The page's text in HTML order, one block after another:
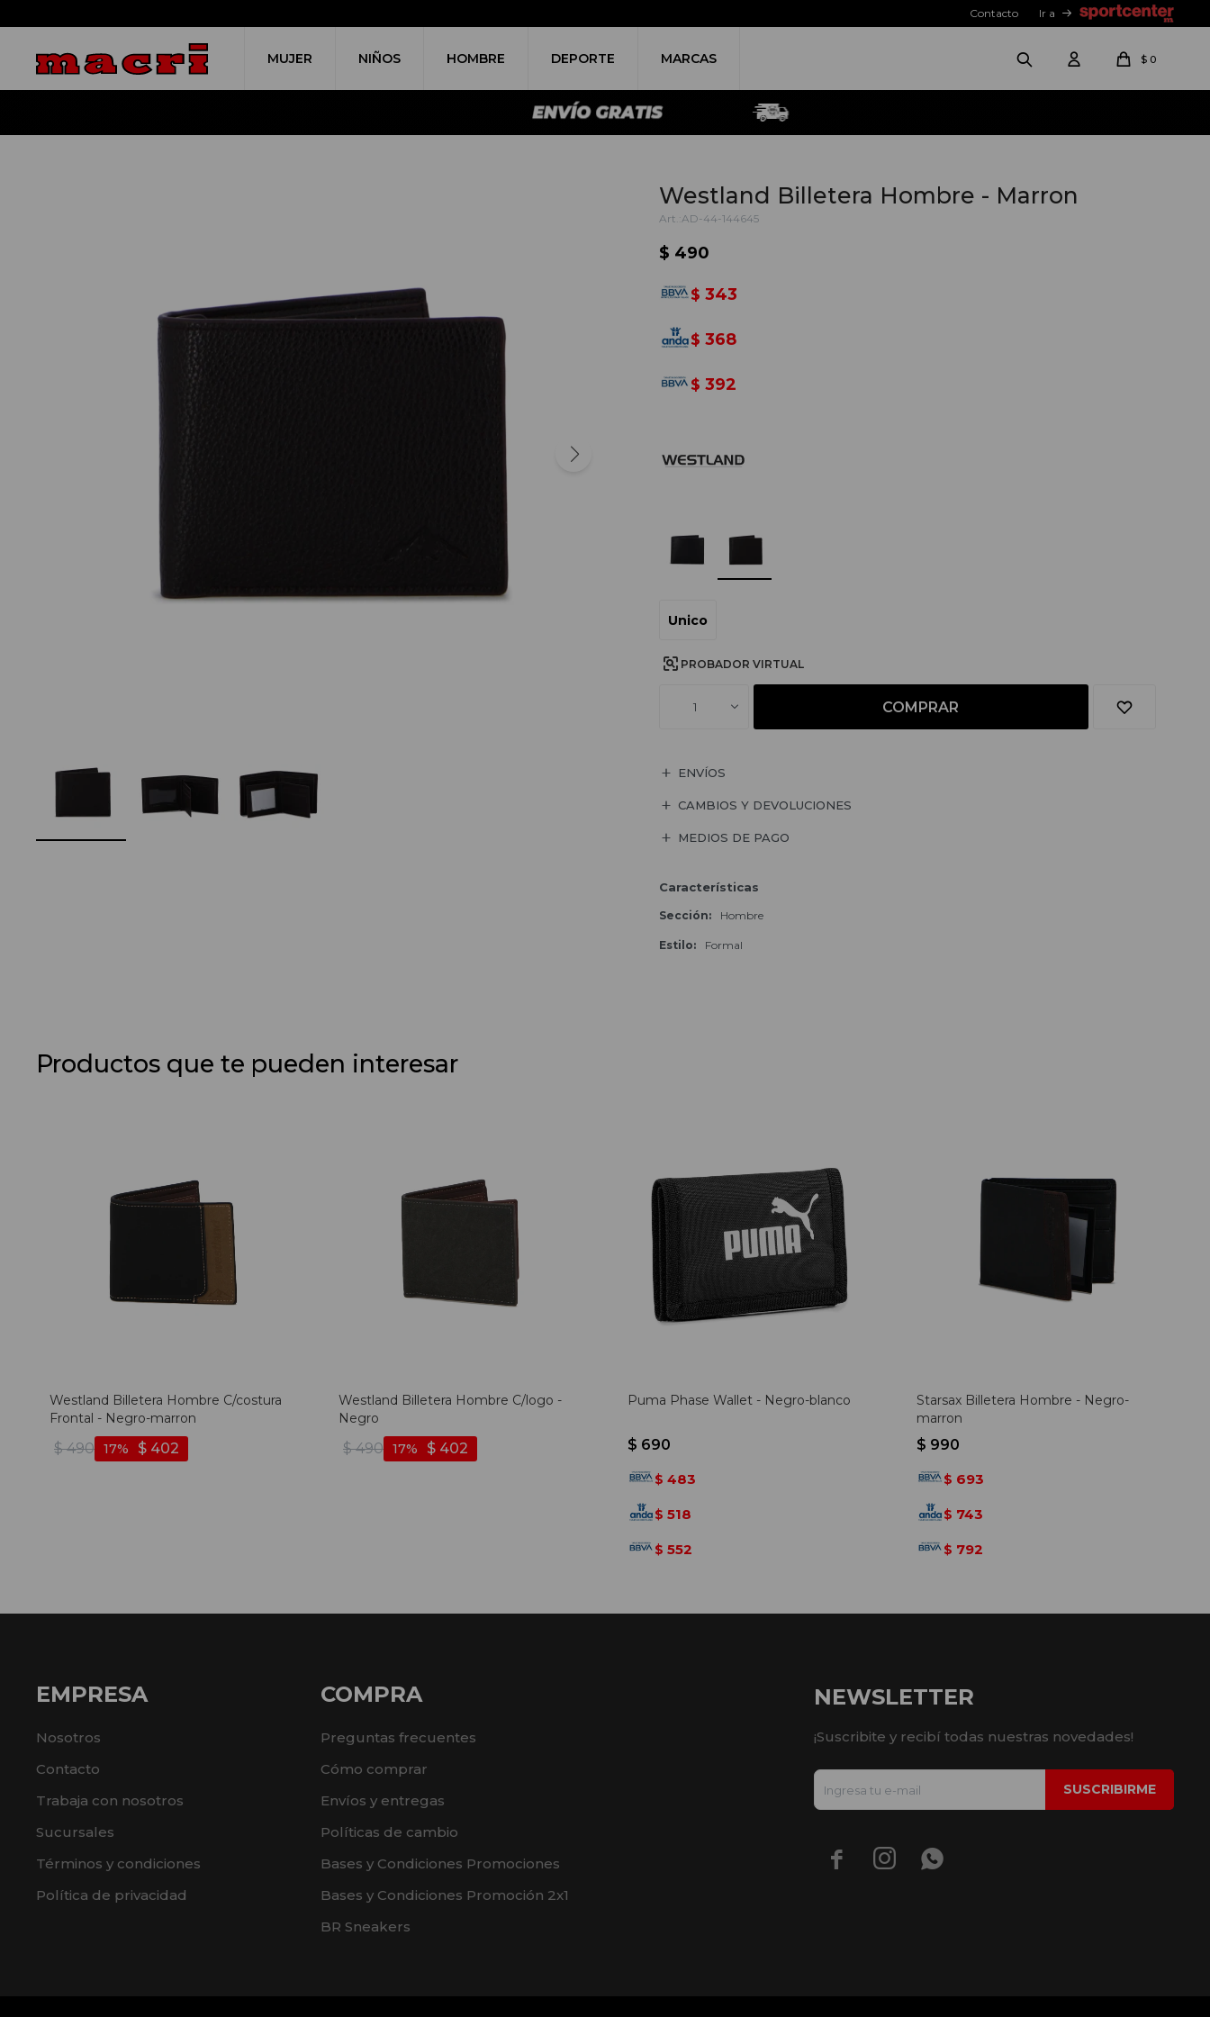
MUJER NIÑOS HOMBRE DEPORTE MARCAS $ 0
Contacto Ir a
Westland Billetera Hombre - Marron
AD-44-144645
$ 490
$ 343
$ 368
$ 392
Unico
PROBADOR VIRTUAL
1 COMPRAR
ENVÍOS
CAMBIOS Y DEVOLUCIONES
MEDIOS DE PAGO
Características
Sección Hombre
Estilo Formal
Productos que te pueden interesar
Westland Billetera Hombre C/costura
Frontal - Negro-marron
$ 490 $ 402
17
Westland Billetera Hombre C/logo -
Negro
$ 490 $ 402
17
Puma Phase Wallet - Negro-blanco
$ 690
$ 483
$ 518
$ 552
Starsax Billetera Hombre - Negro-
marron
$ 990
$ 693
$ 743
$ 792
EMPRESA
Nosotros
Contacto
Trabaja con nosotros
Sucursales
Términos y condiciones
Política de privacidad
COMPRA
Preguntas frecuentes
Cómo comprar
Envíos y entregas
Políticas de cambio
Bases y Condiciones Promociones
Bases y Condiciones Promoción 2x1
BR Sneakers
NEWSLETTER
¡Suscribite y recibí todas nuestras novedades!
SUSCRIBIRME
  